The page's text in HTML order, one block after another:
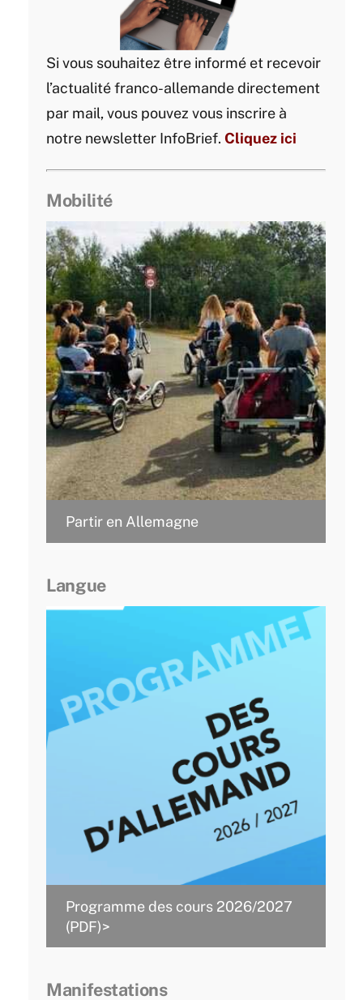
Si vous souhaitez être informé et recevoir
l’actualité franco-allemande directement
par mail, vous pouvez vous inscrire à
notre newsletter InfoBrief.Cliquez ici
Mobilité
Partir en Allemagne
Langue
Programme des cours 2026/2027
(PDF)>
Manifestations